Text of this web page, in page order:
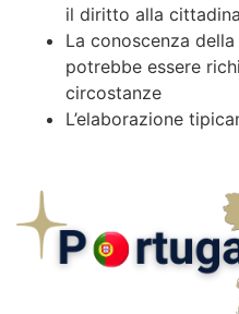
il diritto alla
La conoscenza
potrebbe essere
circostanze
L’elaborazione